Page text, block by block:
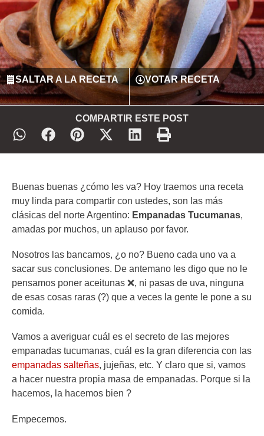
SALTAR A LA RECETA VOTAR RECETA
COMPARTIR ESTE POST
Buenas buenas ¿cómo les va? Hoy traemos una receta
muy linda para compartir con ustedes, son las más
clásicas del norte Argentino: Empanadas Tucumanas,
amadas por muchos, un aplauso por favor.
Nosotros las bancamos, ¿o no? Bueno cada uno va a
sacar sus conclusiones. De antemano les digo que no le
pensamos poner aceitunas ❌, ni pasas de uva, ninguna
de esas cosas raras (?) que a veces la gente le pone a su
comida.
Vamos a averiguar cuál es el secreto de las mejores
empanadas tucumanas, cuál es la gran diferencia con las
empanadas salteñas, jujeñas, etc. Y claro que si, vamos
a hacer nuestra propia masa de empanadas. Porque si la
hacemos, la hacemos bien ?
Empecemos.